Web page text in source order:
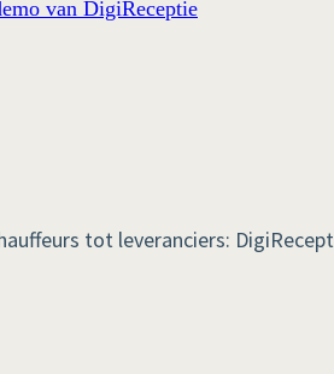
tot leveranciers: